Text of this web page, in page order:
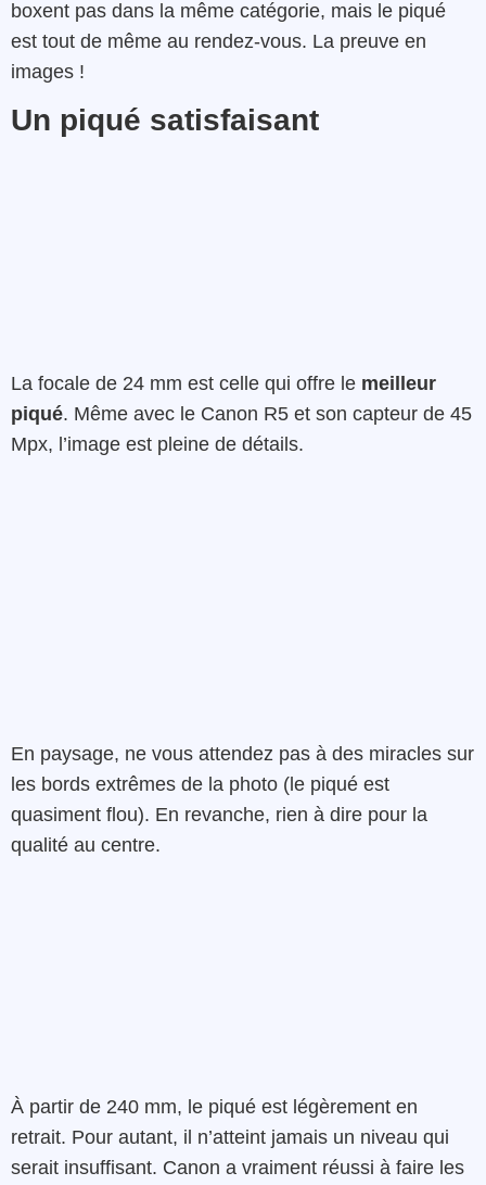
boxent pas dans la même catégorie, mais le piqué
est tout de même au rendez-vous. La preuve en
images !
Un piqué satisfaisant
La focale de 24 mm est celle qui offre le meilleur
piqué. Même avec le Canon R5 et son capteur de 45
Mpx, l’image est pleine de détails.
En paysage, ne vous attendez pas à des miracles sur
les bords extrêmes de la photo (le piqué est
quasiment flou). En revanche, rien à dire pour la
qualité au centre.
À partir de 240 mm, le piqué est légèrement en
retrait. Pour autant, il n’atteint jamais un niveau qui
serait insuffisant. Canon a vraiment réussi à faire les